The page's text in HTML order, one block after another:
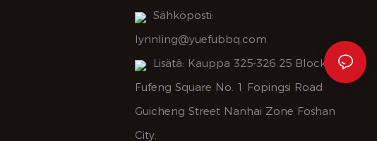
Sähköposti:
lynnling@yuefubbq.com
Lisätä: Kauppa 325-326 25 Block
Fufeng Square No. 1 Fopingsi Road
Guicheng Street Nanhai Zone Foshan
City.